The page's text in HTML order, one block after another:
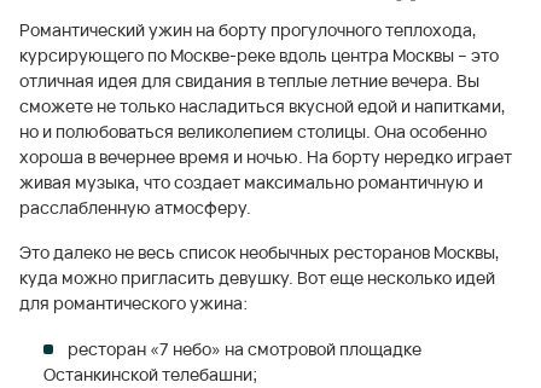
Романтический ужин на борту прогулочного теплохода,
курсирующего по Москве-реке вдоль центра Москвы – это
отличная идея для свидания в теплые летние вечера. Вы
сможете не только насладиться вкусной едой и напитками,
но и полюбоваться великолепием столицы. Она особенно
хороша в вечернее время и ночью. На борту нередко играет
живая музыка, что создает максимально романтичную и
расслабленную атмосферу.
Это далеко не весь список необычных ресторанов Москвы,
куда можно пригласить девушку. Вот еще несколько идей
для романтического ужина:
ресторан «7 небо» на смотровой площадке
Останкинской телебашни;